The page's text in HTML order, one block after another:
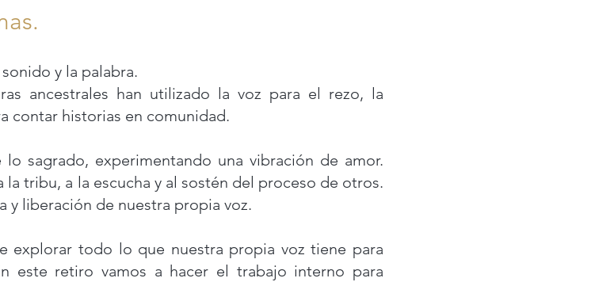
y la palabra.
ancestrales han utilizado la voz para el rezo, la
contar historias en comunidad.
sagrado, experimentando una vibración de amor.
tribu, a la escucha y al sostén del proceso de otros.
y liberación de nuestra propia voz.
explorar todo lo que nuestra propia voz tiene para
este retiro vamos a hacer el trabajo interno para